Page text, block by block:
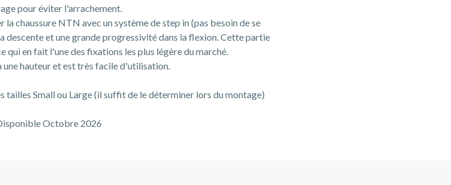
pour éviter l'arrachement.
la chaussure NTN avec un système de step in (pas besoin de se
descente et une grande progressivité dans la flexion. Cette partie
qui en fait l'une des fixations les plus légère du marché.
une hauteur et est très facile d'utilisation.
tailles Small ou Large (il suffit de le déterminer lors du montage)
Octobre 2026